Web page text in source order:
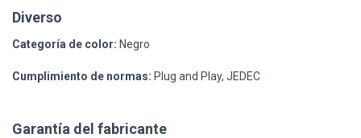
Diverso
Categoría de color: Negro
Cumplimiento de normas: Plug and Play, JEDEC
Garantía del fabricante